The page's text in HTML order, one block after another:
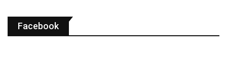
Facebook